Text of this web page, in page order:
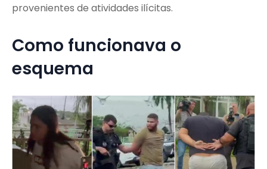
provenientes de atividades ilícitas.
Como funcionava o
esquema